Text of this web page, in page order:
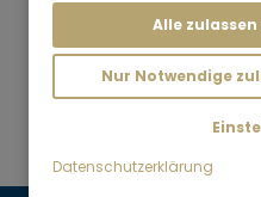
Mr. Lodge |
Alle
Nur Notwendige
Datenschutzerklärung